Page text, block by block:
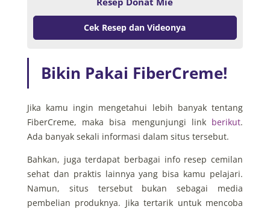
Cek Resep dan Videonya
Bikin Pakai FiberCreme!
Jika kamu ingin mengetahui lebih banyak tentang
FiberCreme, maka bisa mengunjungi link berikut.
Ada banyak sekali informasi dalam situs tersebut.
Bahkan, juga terdapat berbagai info resep cemilan
sehat dan praktis lainnya yang bisa kamu pelajari.
Namun, situs tersebut bukan sebagai media
pembelian produknya. Jika tertarik untuk mencoba